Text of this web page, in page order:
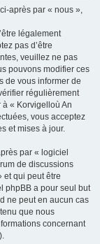
après par « nous »,
légalement
pas d’être
veuillez ne pas
pouvons modifier ces
de vous informer de
régulièrement
« Korvigelloù An
vous acceptez
et mises à jour.
par « logiciel
de discussions
et qui peut être
phpBB a pour seul but
ne peut en aucun cas
que nous
concernant